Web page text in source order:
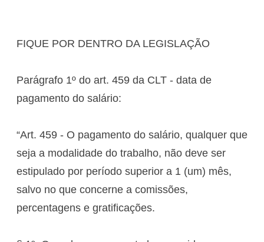
FIQUE POR DENTRO DA LEGISLAÇÃO
Parágrafo 1º do art. 459 da CLT - data de
pagamento do salário:
“Art. 459 - O pagamento do salário, qualquer que
seja a modalidade do trabalho, não deve ser
estipulado por período superior a 1 (um) mês,
salvo no que concerne a comissões,
percentagens e gratificações.